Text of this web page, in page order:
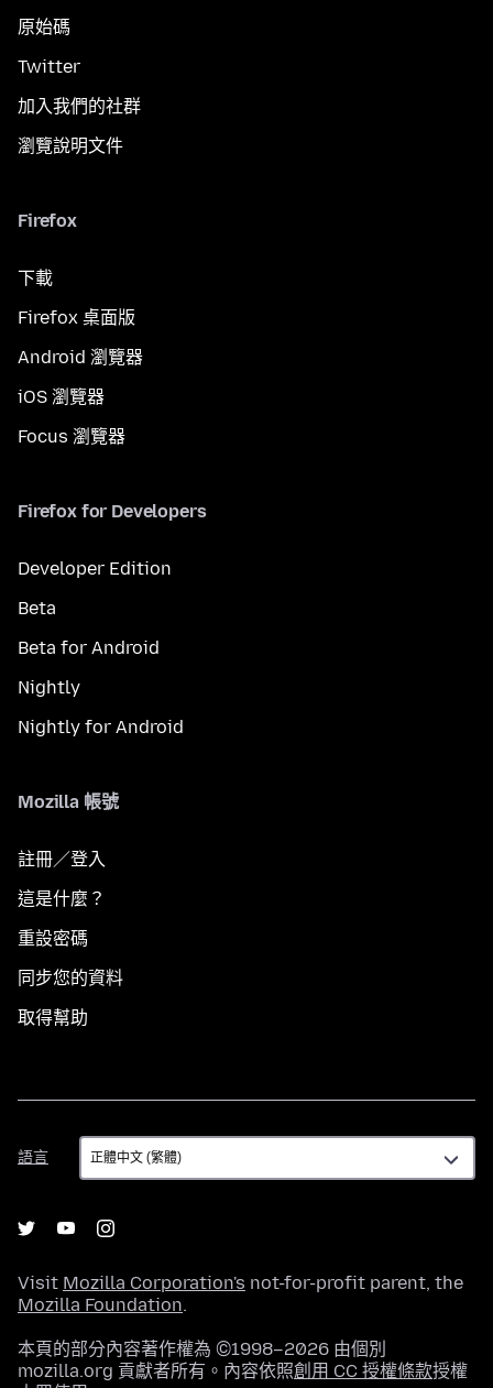
原始碼
Twitter
加入我們的社群
瀏覽說明文件
Firefox
下載
Firefox 桌面版
Android 瀏覽器
iOS 瀏覽器
Focus 瀏覽器
Firefox for Developers
Developer Edition
Beta
Beta for Android
Nightly
Nightly for Android
Mozilla 帳號
註冊／登入
這是什麼？
重設密碼
同步您的資料
取得幫助
語言
語
言
Visit Mozilla Corporation's not-for-profit parent, the
Mozilla Foundation.
本頁的部分內容著作權為 ©1998–2026 由個別
mozilla.org 貢獻者所有。內容依照創用 CC 授權條款授權